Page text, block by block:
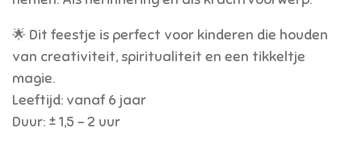
🌟 Dit feestje is perfect voor kinderen die houden
van creativiteit, spiritualiteit en een tikkeltje
magie.
Leeftijd: vanaf 6 jaar
Duur: ± 1,5 - 2 uur